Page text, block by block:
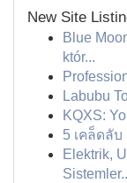
New Site
Blue
któr...
Labubu
KQXS:
5 เคล็ดลับ
Elektrik,